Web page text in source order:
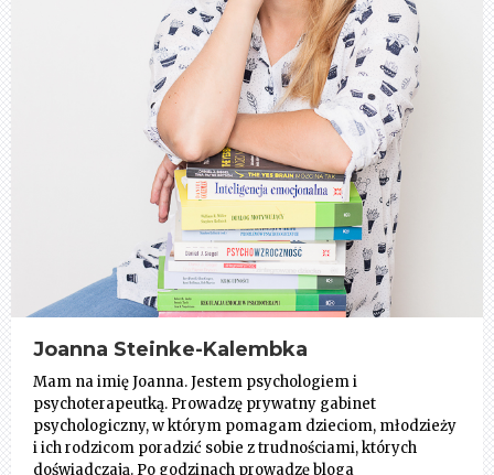
Joanna Steinke-Kalembka
Mam na imię Joanna. Jestem psychologiem i
psychoterapeutką. Prowadzę prywatny gabinet
psychologiczny, w którym pomagam dzieciom, młodzieży
i ich rodzicom poradzić sobie z trudnościami, których
doświadczają. Po godzinach prowadzę bloga